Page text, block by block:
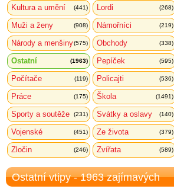
Kultura a umění (441) Lordi (268)
Muži a ženy (908) Námořníci (219)
Národy a menšiny(575) Obchody (338)
Ostatní (1963) Pepíček (595)
Počítače (119) Policajti (536)
Práce (175) Škola (1491)
Sporty a soutěže (231) Svátky a oslavy (140)
Vojenské (451) Ze života (379)
Zločin (246) Zvířata (589)
Ostatní vtipy - 1963 zajímavých